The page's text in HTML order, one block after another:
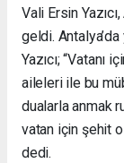
Vali Ersin
geldi.
Yazıcı; “Vatanı
aileleri ile bu
dualarla anmak
vatan için şehit
dedi.